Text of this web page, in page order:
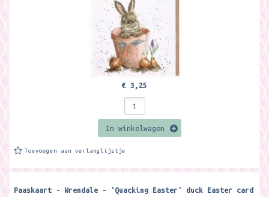
€ 3,25
In winkelwagen
Toevoegen aan verlanglijstje
Paaskaart - Wrendale - 'Quacking Easter' duck Easter card